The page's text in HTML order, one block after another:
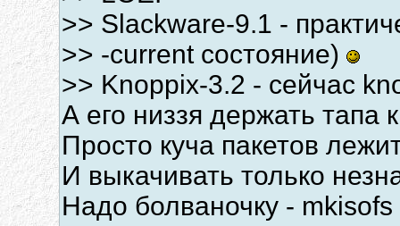
>> Slackware-9.1 -
>> -current состояние)
>> Knoppix-3.2 - сейчас
А его низзя держать тапа
Просто куча пакетов
И выкачивать только
Надо болваночку -